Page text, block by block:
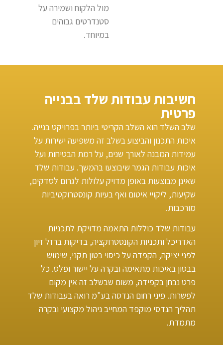
מול הלקוח ושמירה על
סטנדרטים גבוהים
במיוחד.
חשיבות עבודות שלד בבנייה
פרטית
שלב השלד הוא השלב הקריטי ביותר בפרויקט בנייה.
איכות התכנון והביצוע בשלב זה משפיעה ישירות על
עמידות המבנה לאורך שנים, על רמת הבטיחות ועל
איכות עבודות הגמר שיבוצעו בהמשך. עבודות שלד
שאינן מבוצעות באופן מדויק עלולות לגרום לסדקים,
שקיעות, ליקויי איטום ואף בעיות קונסטרוקטיביות
מורכבות.
עבודות שלד כוללות התאמה מדויקת לתכניות
האדריכל ותכניות הקונסטרוקציה, בדיקות ברזל זיון
לפני יציקה, הקפדה על כיסוי בטון תקני, שימוש
בבטון באיכות מתאימה ובקרה על יישור ופלס. כל
פרט נבחן בקפידה, משום שבשלב זה אין מקום
לפשרות. פיני רחום הנדסה בע"מ רואה בעבודות שלד
תהליך הנדסי מוקפד המחייב ניהול מקצועי ובקרה
מתמדת.